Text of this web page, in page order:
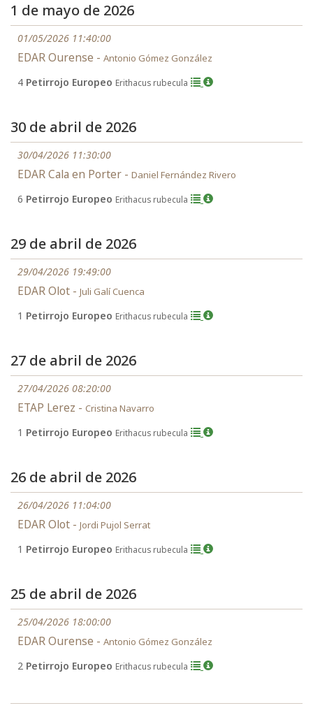
1 de mayo de 2026
01/05/2026 11:40:00
EDAR Ourense - Antonio Gómez González
4 Petirrojo Europeo Erithacus rubecula
30 de abril de 2026
30/04/2026 11:30:00
EDAR Cala en Porter - Daniel Fernández Rivero
6 Petirrojo Europeo Erithacus rubecula
29 de abril de 2026
29/04/2026 19:49:00
EDAR Olot - Juli Galí Cuenca
1 Petirrojo Europeo Erithacus rubecula
27 de abril de 2026
27/04/2026 08:20:00
ETAP Lerez - Cristina Navarro
1 Petirrojo Europeo Erithacus rubecula
26 de abril de 2026
26/04/2026 11:04:00
EDAR Olot - Jordi Pujol Serrat
1 Petirrojo Europeo Erithacus rubecula
25 de abril de 2026
25/04/2026 18:00:00
EDAR Ourense - Antonio Gómez González
2 Petirrojo Europeo Erithacus rubecula